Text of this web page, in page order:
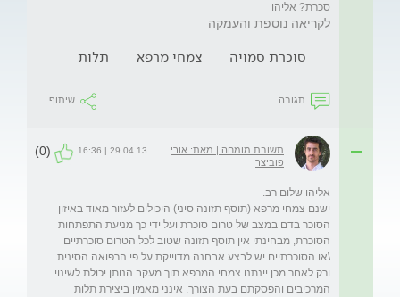
סכרת? אליהו
לקריאה נוספת והעמקה
סוכרת סמויה צמחי מרפא תלות
תגובה שיתוף
תשובת מומחה | מאת: אורי
פוביצר
29.04.13 | 16:36
(0)
ישנם צמחי מרפא (תוסף תזונה סיני) היכולים לעזור מאוד באיזון
הסוכר בדם במצב של טרום סוכרת ועל ידי כך מניעת התפתחות
הסוכרת, מבחינתי אין תוסף תזונה שטוב לכל הטרום סוכרתיים
\או הסוכרתיים יש לבצע אבחנה מדוייקת על פי הרפואה הסינית
ורק לאחר מכן יינתנו צמחי המרפא תוך מעקב הנותן יכולת לשינוי
המרכיבים והפסקתם בעת הצורך. אינני מאמין ביצירת תלות